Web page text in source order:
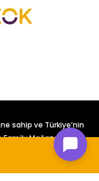
sahip ve Türkiye’nin
Mağazacılık